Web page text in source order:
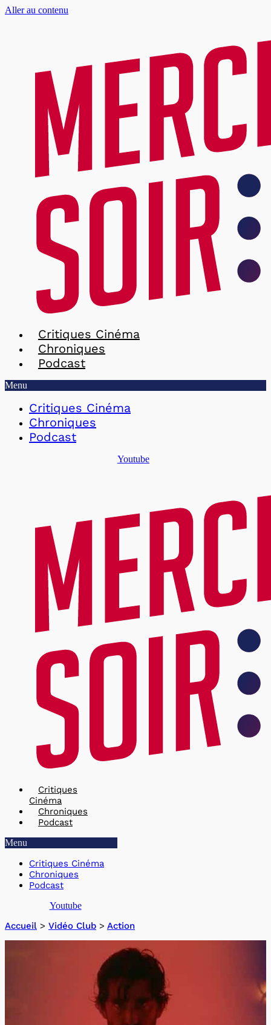
Aller au contenu
Critiques Cinéma
Chroniques
Podcast
Menu
Critiques Cinéma
Chroniques
Podcast
Youtube
Critiques
Cinéma
Chroniques
Podcast
Menu
Critiques Cinéma
Chroniques
Podcast
Youtube
Accueil > Vidéo Club > Action